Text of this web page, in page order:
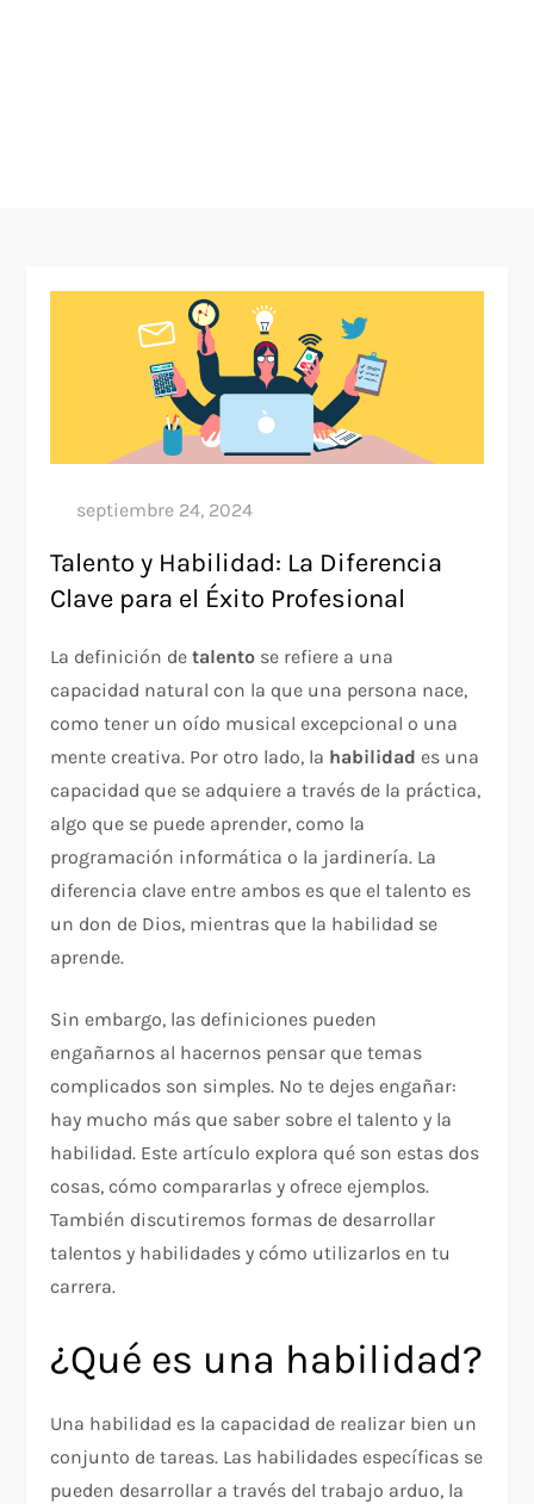
Talento y Habilidad: La Diferencia
Clave para el Éxito Profesional
La definición detalento se refiere a una
capacidad natural con la que una persona nace,
como tener un oído musical excepcional o una
mente creativa. Por otro lado, la habilidad es una
capacidad que se adquiere a través de la práctica,
algo que se puede aprender, como la
programación informática o la jardinería. La
diferencia clave entre ambos es que el talento es
un don de Dios, mientras que la habilidad se
aprende.
Sin embargo, las definiciones pueden
engañarnos al hacernos pensar que temas
complicados son simples. No te dejes engañar:
hay mucho más que saber sobre el talento y la
habilidad. Este artículo explora qué son estas dos
cosas, cómo compararlas y ofrece ejemplos.
También discutiremos formas de desarrollar
talentos y habilidades y cómo utilizarlos en tu
carrera.
¿Qué es una habilidad?
Una habilidad es la capacidad de realizar bien un
conjunto de tareas. Las habilidades específicas se
pueden desarrollar a través del trabajo arduo, la